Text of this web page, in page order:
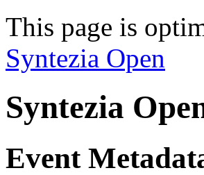
This page is
Syntezia Open
Syntezia
Event